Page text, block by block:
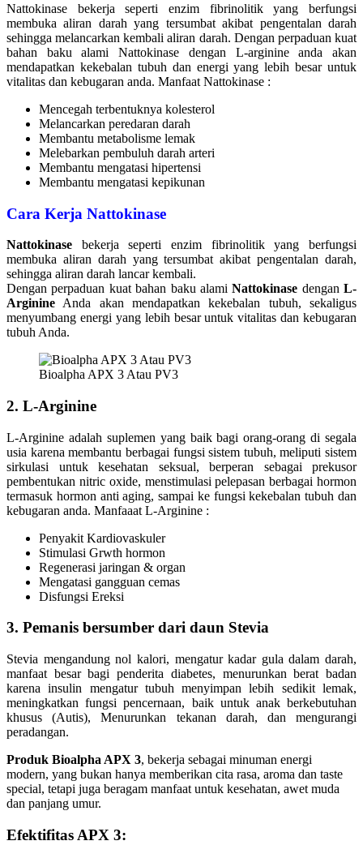
Nattokinase bekerja seperti enzim fibrinolitik yang berfungsi
membuka aliran darah yang tersumbat akibat pengentalan darah
sehingga melancarkan kembali aliran darah. Dengan perpaduan kuat
bahan baku alami Nattokinase dengan L-arginine anda akan
mendapatkan kekebalan tubuh dan energi yang lebih besar untuk
vitalitas dan kebugaran anda. Manfaat Nattokinase :
Mencegah terbentuknya kolesterol
Melancarkan peredaran darah
Membantu metabolisme lemak
Melebarkan pembuluh darah arteri
Membantu mengatasi hipertensi
Membantu mengatasi kepikunan
Cara Kerja Nattokinase
Nattokinase bekerja seperti enzim fibrinolitik yang berfungsi
membuka aliran darah yang tersumbat akibat pengentalan darah,
sehingga aliran darah lancar kembali.
Dengan perpaduan kuat bahan baku alamiNattokinase dengan L-
Arginine Anda akan mendapatkan kekebalan tubuh, sekaligus
menyumbang energi yang lebih besar untuk vitalitas dan kebugaran
tubuh Anda.
Bioalpha APX 3 Atau PV3
2. L-Arginine
L-Arginine adalah suplemen yang baik bagi orang-orang di segala
usia karena membantu berbagai fungsi sistem tubuh, meliputi sistem
sirkulasi untuk kesehatan seksual, berperan sebagai prekusor
pembentukan nitric oxide, menstimulasi pelepasan berbagai hormon
termasuk hormon anti aging, sampai ke fungsi kekebalan tubuh dan
kebugaran anda. Manfaaat L-Arginine :
Penyakit Kardiovaskuler
Stimulasi Grwth hormon
Regenerasi jaringan & organ
Mengatasi gangguan cemas
Disfungsi Ereksi
3. Pemanis bersumber dari daun Stevia
Stevia mengandung nol kalori, mengatur kadar gula dalam darah,
manfaat besar bagi penderita diabetes, menurunkan berat badan
karena insulin mengatur tubuh menyimpan lebih sedikit lemak,
meningkatkan fungsi pencernaan, baik untuk anak berkebutuhan
khusus (Autis), Menurunkan tekanan darah, dan mengurangi
peradangan.
Produk Bioalpha APX 3, bekerja sebagai minuman energi
modern, yang bukan hanya memberikan cita rasa, aroma dan taste
special, tetapi juga beragam manfaat untuk kesehatan, awet muda
dan panjang umur.
Efektifitas APX 3: